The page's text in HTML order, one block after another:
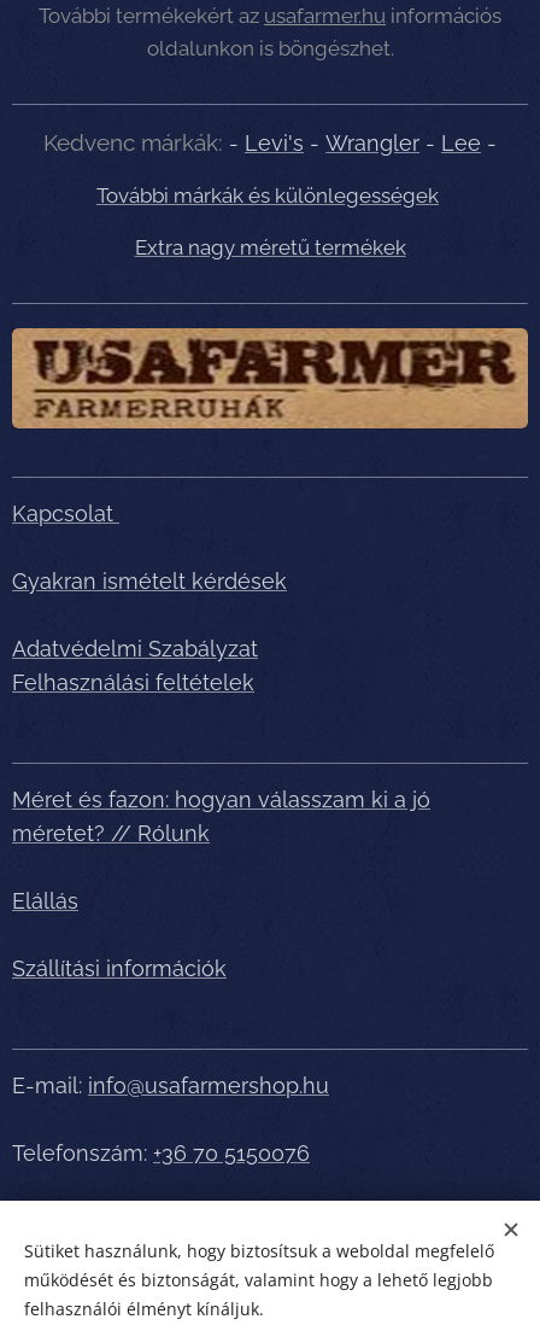
További termékekért az usafarmer.hu információs
oldalunkon is böngészhet.
Kedvenc márkák: - Levi's - Wrangler - Lee -
További márkák és különlegességek
Extra nagy méretű termékek
Kapcsolat
Gyakran ismételt kérdések
Adatvédelmi Szabályzat
Felhasználási feltételek
Méret és fazon: hogyan válasszam ki a jó
méretet? // Rólunk
Elállás
Szállítási információk
E-mail: info@usafarmershop.hu
Telefonszám: +36 70 5150076
Részletes tájékoztatásért, segítségért telefonáljon
bátran!
Sütiket használunk, hogy biztosítsuk a weboldal megfelelő
működését és biztonságát, valamint hogy a lehető legjobb
felhasználói élményt kínáljuk.